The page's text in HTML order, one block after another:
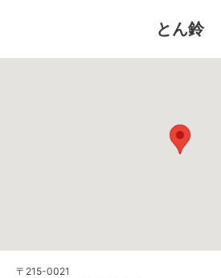
とん鈴
〒215-0021